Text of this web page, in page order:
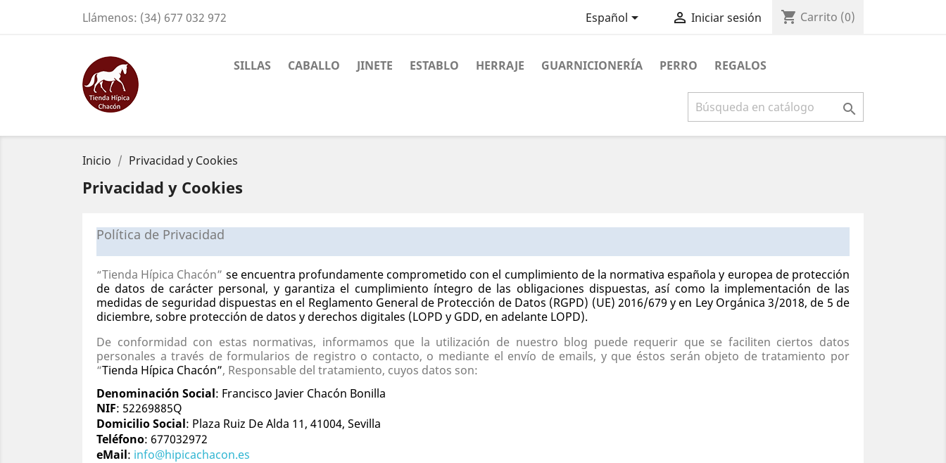
Llámenos: (34) 677 032 972 Español  Iniciar sesión shopping_cart Carrito (0)
SILLAS CABALLO JINETE ESTABLO HERRAJE GUARNICIONERÍA PERRO REGALOS

Inicio Privacidad y Cookies
Privacidad y Cookies
Política de Privacidad
“Tienda Hípica Chacón” se encuentra profundamente comprometido con el cumplimiento de la normativa española y europea de protección
de datos de carácter personal, y garantiza el cumplimiento íntegro de las obligaciones dispuestas, así como la implementación de las
medidas de seguridad dispuestas en el Reglamento General de Protección de Datos (RGPD) (UE) 2016/679 y en Ley Orgánica 3/2018, de 5 de
diciembre, sobre protección de datos y derechos digitales (LOPD y GDD, en adelante LOPD).
De conformidad con estas normativas, informamos que la utilización de nuestro blog puede requerir que se faciliten ciertos datos
personales a través de formularios de registro o contacto, o mediante el envío de emails, y que éstos serán objeto de tratamiento por
“Tienda Hípica Chacón”, Responsable del tratamiento, cuyos datos son:
Denominación Social: Francisco Javier Chacón Bonilla
NIF: 52269885Q
Domicilio Social: Plaza Ruiz De Alda 11, 41004, Sevilla
Teléfono: 677032972
eMail: info@hipicachacon.es